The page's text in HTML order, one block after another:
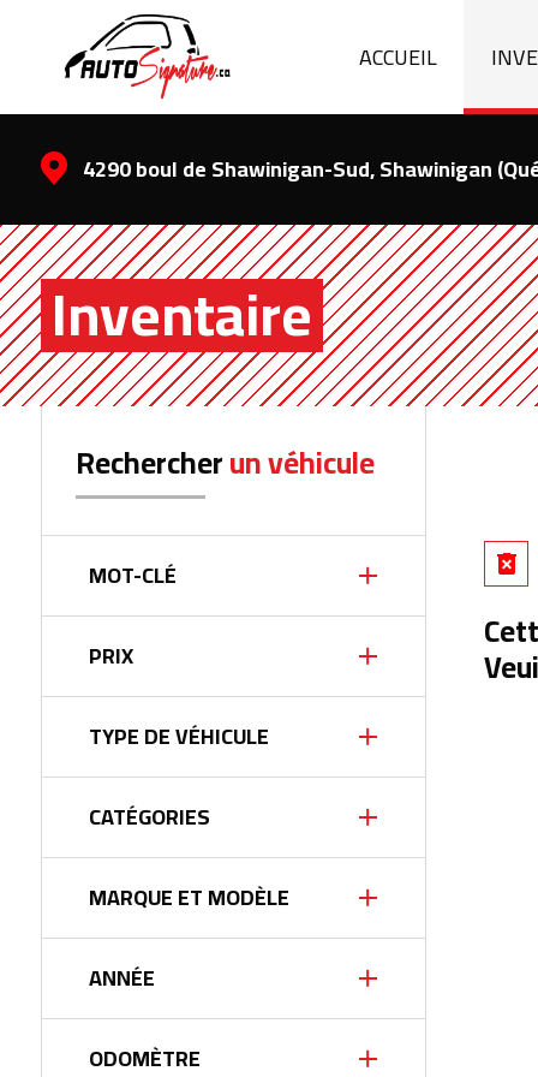
ACCUEIL
4290 boul de Shawinigan-Sud, Shawinigan
Inventaire
Rechercherun véhicule
MOT-CLÉ
PRIX
TYPE DE VÉHICULE
Berline[6]
Minivan[1]
VUS[5]
CATÉGORIES
Familiale[1]
Utilitaire[5]
MARQUE ET MODÈLE
ANNÉE
ODOMÈTRE